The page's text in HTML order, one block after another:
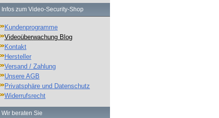
Infos zum Video-Security-Shop
Kundenprogramme
Videoüberwachung Blog
Kontakt
Hersteller
Versand / Zahlung
Unsere AGB
Privatsphäre und Datenschutz
Widerrufsrecht
Wir beraten Sie